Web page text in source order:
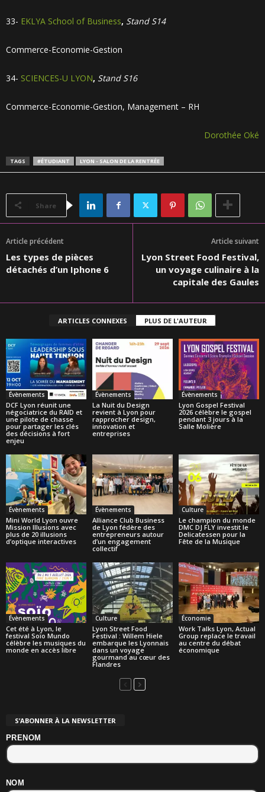
33- EKLYA School of Business, Stand S14
Commerce-Economie-Gestion
34- SCIENCES-U LYON, Stand S16
Commerce-Economie-Gestion, Management – RH
Dorothée Oké
TAGS #ÉTUDIANT LYON - SALON DE LA RENTRÉE
Share
Article précédent
Les types de pièces
détachés d’un Iphone 6
Article suivant
Lyon Street Food Festival,
un voyage culinaire à la
capitale des Gaules
ARTICLES CONNEXES PLUS DE L'AUTEUR
Évènements
DCF Lyon réunit une
négociatrice du RAID et
une pilote de chasse
pour partager les clés
des décisions à fort
enjeu
Évènements
La Nuit du Design
revient à Lyon pour
rapprocher design,
innovation et
entreprises
Évènements
Lyon Gospel Festival
2026 célèbre le gospel
pendant 3 jours à la
Salle Molière
Évènements
Mini World Lyon ouvre
Mission Illusions avec
plus de 20 illusions
d’optique interactives
Évènements
Alliance Club Business
de Lyon fédère des
entrepreneurs autour
d’un engagement
collectif
Culture
Le champion du monde
DMC DJ FLY investit le
Delicatessen pour la
Fête de la Musique
Évènements
Cet été à Lyon, le
festival Soïo Mundo
célèbre les musiques du
monde en accès libre
Culture
Lyon Street Food
Festival : Willem Hiele
embarque les Lyonnais
dans un voyage
gourmand au cœur des
Flandres
Économie
Work Talks Lyon, Actual
Group replace le travail
au centre du débat
économique
S’ABONNER À LA NEWSLETTER
PRENOM
NOM